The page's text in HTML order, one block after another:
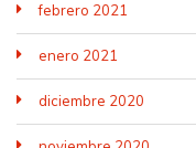
febrero 2021
enero 2021
diciembre 2020